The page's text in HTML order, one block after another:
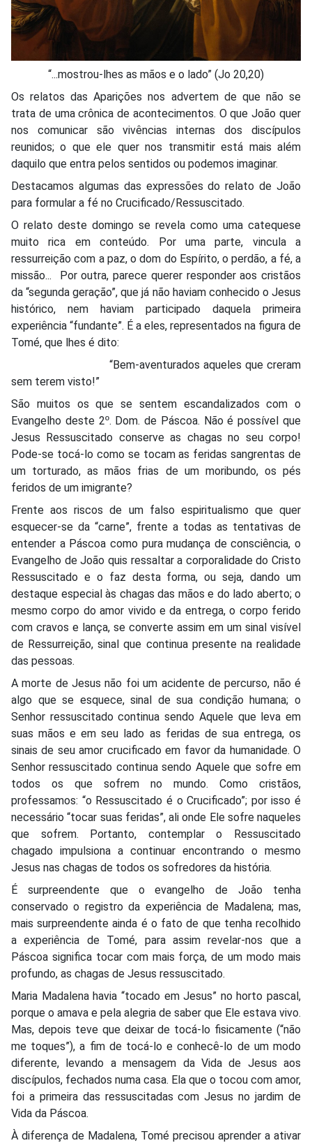
“...mostrou-lhes as mãos e o lado” (Jo 20,20)
Os relatos das Aparições nos advertem de que não se
trata de uma crônica de acontecimentos. O que João quer
nos comunicar são vivências internas dos discípulos
reunidos; o que ele quer nos transmitir está mais além
daquilo que entra pelos sentidos ou podemos imaginar.
Destacamos algumas das expressões do relato de João
para formular a fé no Crucificado/Ressuscitado.
O relato deste domingo se revela como uma catequese
muito rica em conteúdo. Por uma parte, vincula a
ressurreição com a paz, o dom do Espírito, o perdão, a fé, a
missão... Por outra, parece querer responder aos cristãos
da “segunda geração”, que já não haviam conhecido o Jesus
histórico, nem haviam participado daquela primeira
experiência “fundante”. É a eles, representados na figura de
Tomé, que lhes é dito:
“Bem-aventurados aqueles que creram
sem terem visto!”
São muitos os que se sentem escandalizados com o
Evangelho deste 2º. Dom. de Páscoa. Não é possível que
Jesus Ressuscitado conserve as chagas no seu corpo!
Pode-se tocá-lo como se tocam as feridas sangrentas de
um torturado, as mãos frias de um moribundo, os pés
feridos de um imigrante?
Frente aos riscos de um falso espiritualismo que quer
esquecer-se da “carne”, frente a todas as tentativas de
entender a Páscoa como pura mudança de consciência, o
Evangelho de João quis ressaltar a corporalidade do Cristo
Ressuscitado e o faz desta forma, ou seja, dando um
destaque especial às chagas das mãos e do lado aberto; o
mesmo corpo do amor vivido e da entrega, o corpo ferido
com cravos e lança, se converte assim em um sinal visível
de Ressurreição, sinal que continua presente na realidade
das pessoas.
A morte de Jesus não foi um acidente de percurso, não é
algo que se esquece, sinal de sua condição humana; o
Senhor ressuscitado continua sendo Aquele que leva em
suas mãos e em seu lado as feridas de sua entrega, os
sinais de seu amor crucificado em favor da humanidade. O
Senhor ressuscitado continua sendo Aquele que sofre em
todos os que sofrem no mundo. Como cristãos,
professamos: “o Ressuscitado é o Crucificado”; por isso é
necessário “tocar suas feridas”, ali onde Ele sofre naqueles
que sofrem. Portanto, contemplar o Ressuscitado
chagado impulsiona a continuar encontrando o mesmo
Jesus nas chagas de todos os sofredores da história.
É surpreendente que o evangelho de João tenha
conservado o registro da experiência de Madalena; mas,
mais surpreendente ainda é o fato de que tenha recolhido
a experiência de Tomé, para assim revelar-nos que a
Páscoa significa tocar com mais força, de um modo mais
profundo, as chagas de Jesus ressuscitado.
Maria Madalena havia “tocado em Jesus” no horto pascal,
porque o amava e pela alegria de saber que Ele estava vivo.
Mas, depois teve que deixar de tocá-lo fisicamente (“não
me toques”), a fim de tocá-lo e conhecê-lo de um modo
diferente, levando a mensagem da Vida de Jesus aos
discípulos, fechados numa casa. Ela que o tocou com amor,
foi a primeira das ressuscitadas com Jesus no jardim de
Vida da Páscoa.
À diferença de Madalena, Tomé precisou aprender a ativar